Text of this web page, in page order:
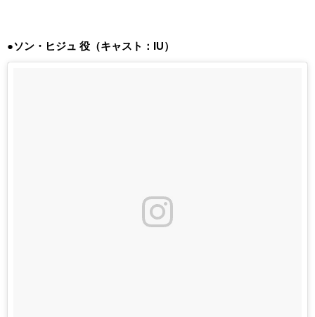
●ソン・ヒジュ 役（キャスト：IU）